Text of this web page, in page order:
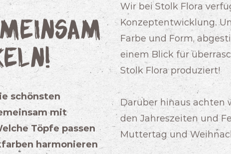
schönsten
mit
Töpfe passen
harmonieren
Wir bei Stolk Flora
Konzeptentwicklung.
Farbe und Form,
einem Blick für
Stolk Flora produziert!
Darüber hinaus achten
den Jahreszeiten und
Muttertag und